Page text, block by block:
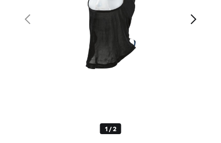
1 / 2